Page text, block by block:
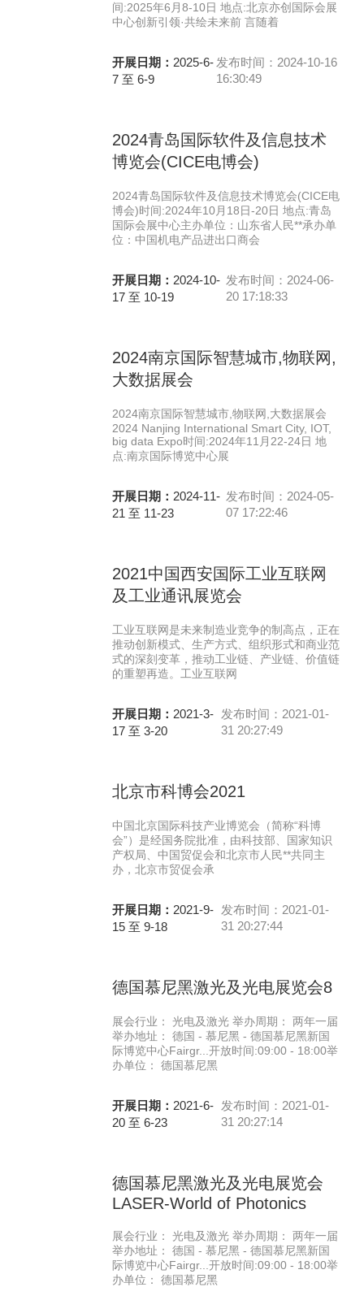
间:2025年6月8-10日 地点:北京亦创国际会展
中心创新引领·共绘未来前 言随着
开展日期： 2025-6-
7 至 6-9
发布时间：2024-10-16
16:30:49
2024青岛国际软件及信息技术
博览会(CICE电博会)
2024青岛国际软件及信息技术博览会(CICE电
博会)时间:2024年10月18日-20日 地点:青岛
国际会展中心主办单位：山东省人民**承办单
位：中国机电产品进出口商会
开展日期： 2024-10-
17 至 10-19
发布时间：2024-06-
20 17:18:33
2024南京国际智慧城市,物联网,
大数据展会
2024南京国际智慧城市,物联网,大数据展会
2024 Nanjing International Smart City, IOT,
big data Expo时间:2024年11月22-24日 地
点:南京国际博览中心展
开展日期： 2024-11-
21 至 11-23
发布时间：2024-05-
07 17:22:46
2021中国西安国际工业互联网
及工业通讯展览会
工业互联网是未来制造业竞争的制高点，正在
推动创新模式、生产方式、组织形式和商业范
式的深刻变革，推动工业链、产业链、价值链
的重塑再造。工业互联网
开展日期： 2021-3-
17 至 3-20
发布时间：2021-01-
31 20:27:49
北京市科博会2021
中国北京国际科技产业博览会（简称“科博
会”）是经国务院批准，由科技部、国家知识
产权局、中国贸促会和北京市人民**共同主
办，北京市贸促会承
开展日期： 2021-9-
15 至 9-18
发布时间：2021-01-
31 20:27:44
德国慕尼黑激光及光电展览会8
展会行业： 光电及激光 举办周期： 两年一届
举办地址： 德国 - 慕尼黑 - 德国慕尼黑新国
际博览中心Fairgr...开放时间:09:00 - 18:00举
办单位： 德国慕尼黑
开展日期： 2021-6-
20 至 6-23
发布时间：2021-01-
31 20:27:14
德国慕尼黑激光及光电展览会
LASER-World of Photonics
展会行业： 光电及激光 举办周期： 两年一届
举办地址： 德国 - 慕尼黑 - 德国慕尼黑新国
际博览中心Fairgr...开放时间:09:00 - 18:00举
办单位： 德国慕尼黑